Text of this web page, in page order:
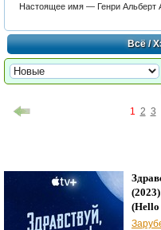
Настоящее имя — Генри Альберт
Всё/
1 2 3
(2023)
(